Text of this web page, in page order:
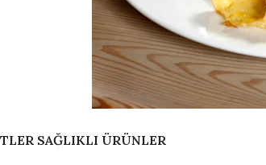
SAĞLIKLI ÜRÜNLER